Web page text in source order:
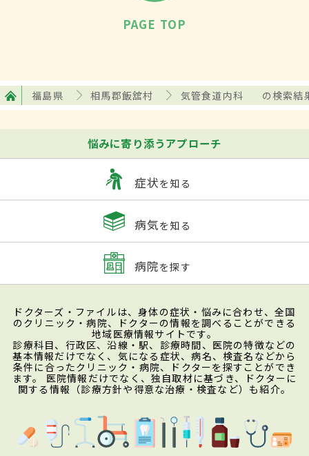
PAGE TOP
福島県 相馬郡飯舘村 気管食道内科 の検索結
悩みに寄り添うアプローチ
症状を知る
病気を知る
病院を探す
ドクターズ・ファイルは、身体の症状・悩みに合わせ、全国
のクリニック・病院、ドクターの情報を調べることができる
地域医療情報サイトです。
診療科目、行政区、沿線・駅、診療時間、医院の特徴などの
基本情報だけでなく、気になる症状、病名、検査名などから
条件に合ったクリニック・病院、ドクターを探すことができ
ます。 医院情報だけでなく、独自取材に基づき、ドクターに
関する情報（診療方針や得意な治療・検査など）も紹介。